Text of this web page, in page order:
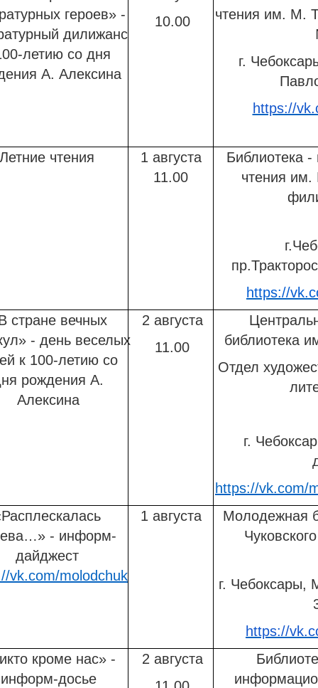
героев» -
дилижанс
летию со дня
А. Алексина
10.00
чтения им. М.
г.
https://
Летние чтения
1 августа
11.00
Библиотека -
чтения
https://
стране вечных
- день веселых
к 100-летию со
рождения А.
Алексина
2 августа
11.00
библиотека
Отдел
г.
https://vk.com/
- информ-
дайджест
vk.com/molodchuk
1 августа
Молодежная
г. Чебоксары,
https://
кроме нас» -
информ-досье
2 августа